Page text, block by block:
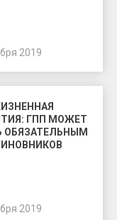
2019
ГПП МОЖЕТ
ОБЯЗАТЕЛЬНЫМ
2019